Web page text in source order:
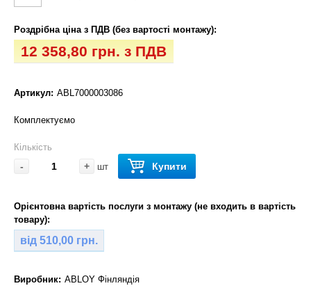
Роздрібна ціна з ПДВ (без вартості монтажу):
12 358,80 грн. з ПДВ
Артикул: ABL7000003086
Комплектуємо
Кількість
- + шт Купити
Орієнтовна вартість послуги з монтажу (не входить в вартість
товару):
від 510,00 грн.
Виробник: ABLOY Фінляндія